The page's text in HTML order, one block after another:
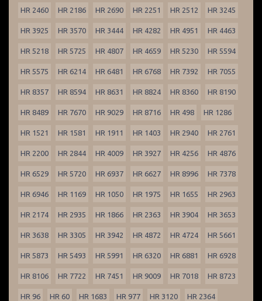
HR 2460 HR 2186 HR 2690 HR 2251 HR 2512 HR 3245
HR 3925 HR 3570 HR 3444 HR 4282 HR 4951 HR 4463
HR 5218 HR 5725 HR 4807 HR 4659 HR 5230 HR 5594
HR 5575 HR 6214 HR 6481 HR 6768 HR 7392 HR 7055
HR 8357 HR 8594 HR 8631 HR 8824 HR 8360 HR 8190
HR 8489 HR 7670 HR 9029 HR 8716 HR 498 HR 1286
HR 1521 HR 1581 HR 1911 HR 1403 HR 2940 HR 2761
HR 2200 HR 2844 HR 4009 HR 3927 HR 4256 HR 4876
HR 6529 HR 5720 HR 6937 HR 6627 HR 8996 HR 7378
HR 6946 HR 1169 HR 1050 HR 1975 HR 1655 HR 2963
HR 2174 HR 2935 HR 1866 HR 2363 HR 3904 HR 3653
HR 3638 HR 3305 HR 3942 HR 4872 HR 4724 HR 5661
HR 5873 HR 5493 HR 5991 HR 6320 HR 6881 HR 6928
HR 8106 HR 7722 HR 7451 HR 9009 HR 7018 HR 8723
HR 96 HR 60 HR 1683 HR 977 HR 3120 HR 2364